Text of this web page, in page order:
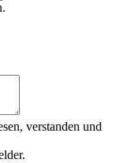
verstanden und